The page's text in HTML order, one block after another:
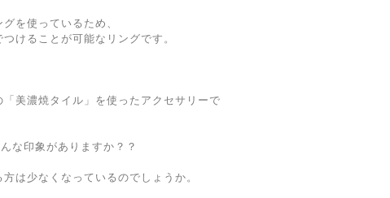
を使っているため、
けることが可能なリングです。
美濃焼タイル」を使ったアクセサリーで
な印象がありますか？？
は少なくなっているのでしょうか。